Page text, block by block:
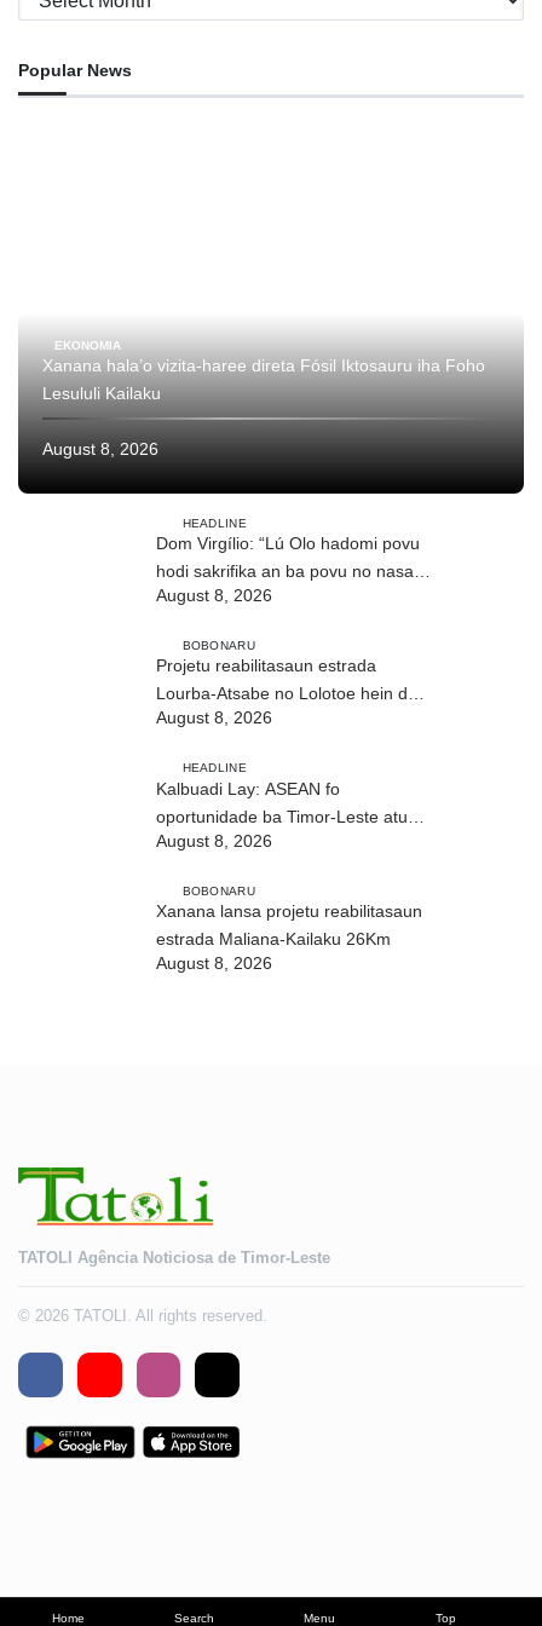
Home Search Menu Top
Popular News
EKONOMIA
Xanana hala’o vizita-haree direta Fósil Iktosauru iha Foho
Lesululi Kailaku
August 8, 2026
HEADLINE
Dom Virgílio: “Lú Olo hadomi povu
hodi sakrifika an ba povu no nasaun
ho fuan”
August 8, 2026
BOBONARU
Projetu reabilitasaun estrada
Lourba-Atsabe no Lolotoe hein de’it
vistu tribunál
August 8, 2026
HEADLINE
Kalbuadi Lay: ASEAN fo
oportunidade ba Timor-Leste atu
aselera transformasaun ekonómika
August 8, 2026
BOBONARU
Xanana lansa projetu reabilitasaun
estrada Maliana-Kailaku 26Km
August 8, 2026
TATOLI Agência Noticiosa de Timor-Leste
© 2026 TATOLI. All rights reserved.